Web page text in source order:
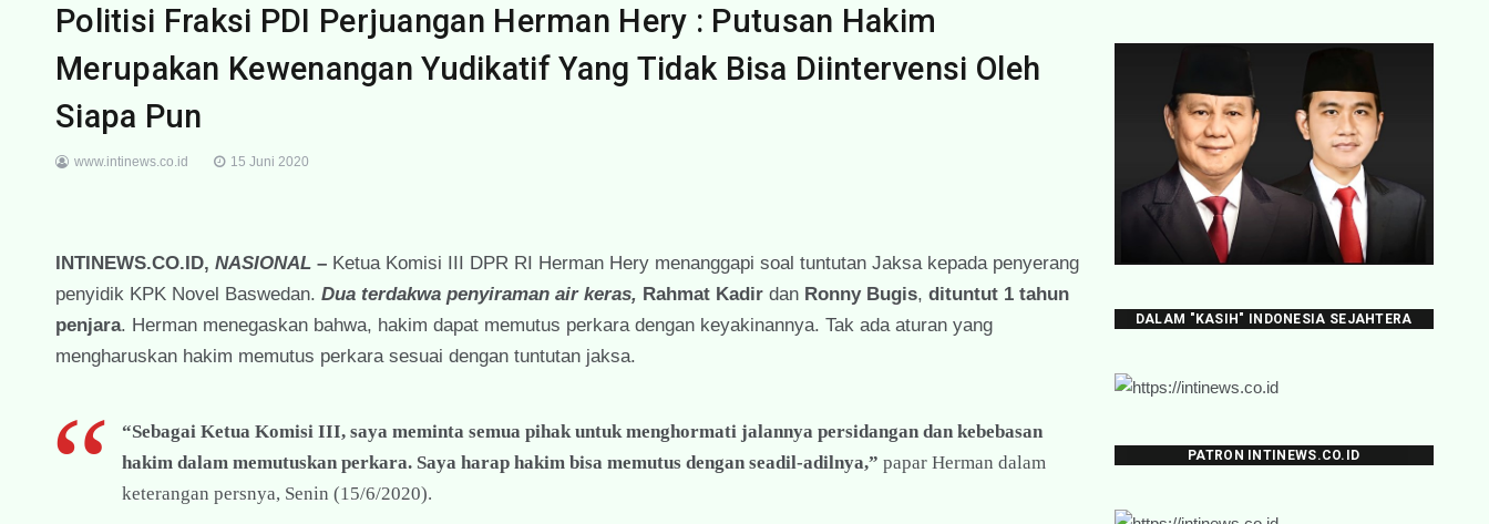
Politisi Fraksi PDI Perjuangan Herman Hery : Putusan Hakim
Merupakan Kewenangan Yudikatif Yang Tidak Bisa Diintervensi Oleh
Siapa Pun
www.intinews.co.id 15 Juni 2020
INTINEWS.CO.ID, NASIONAL – Ketua Komisi III DPR RI Herman Hery menanggapi soal tuntutan Jaksa kepada penyerang
penyidik KPK Novel Baswedan. Dua terdakwa penyiraman air keras, Rahmat Kadir dan Ronny Bugis, dituntut 1 tahun
penjara. Herman menegaskan bahwa, hakim dapat memutus perkara dengan keyakinannya. Tak ada aturan yang
mengharuskan hakim memutus perkara sesuai dengan tuntutan jaksa.
“Sebagai Ketua Komisi III, saya meminta semua pihak untuk menghormati jalannya persidangan dan kebebasan
hakim dalam memutuskan perkara. Saya harap hakim bisa memutus dengan seadil-adilnya,” papar Herman dalam
keterangan persnya, Senin (15/6/2020).
DALAM "KASIH" INDONESIA SEJAHTERA
PATRON INTINEWS.CO.ID